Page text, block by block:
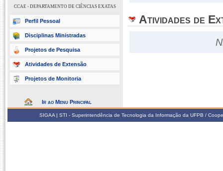
CCAE - DEPARTAMENTO DE CIÊNCIAS EXATAS
Perfil Pessoal
Disciplinas Ministradas
Projetos de Pesquisa
Atividades de Extensão
Projetos de Monitoria
Ir ao Menu Principal
Atividades de
SIGAA | STI - Superintendência de Tecnologia da Informação da UFPB /